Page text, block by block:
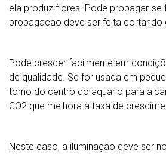
ela produz flores. Pode propagar-
propagação deve ser feita cortando
Pode crescer facilmente em
de qualidade. Se for usada em
torno do centro do aquário para
CO2 que melhora a taxa de
Neste caso, a iluminação deve ser